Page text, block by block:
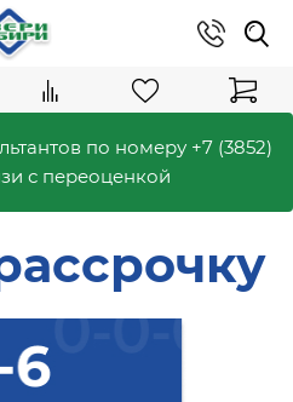
по номеру +7 (3852)
с переоценкой